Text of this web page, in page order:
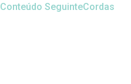
Conteúdo SeguinteCordas